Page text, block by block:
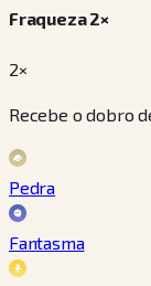
Fraqueza 2×
2×
Recebe o dobro
Pedra
Fantasma